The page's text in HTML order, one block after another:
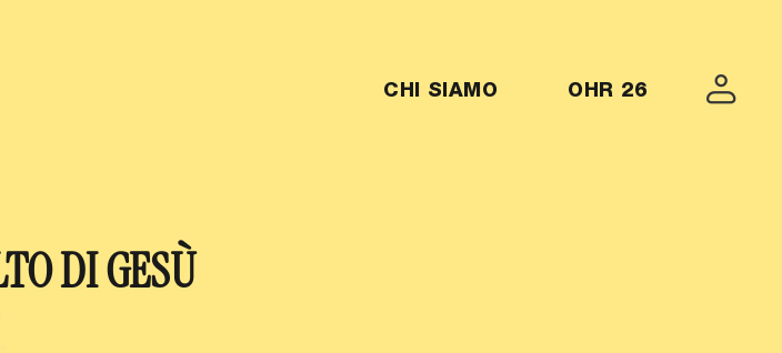
MENU-OHR26
CHI SIAMO OHR 26
DI GESÙ